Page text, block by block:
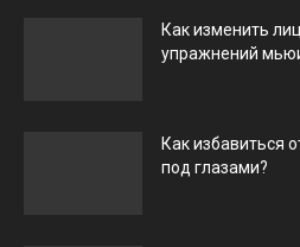
Как изменить
упражнений
Как избавиться
под глазами?